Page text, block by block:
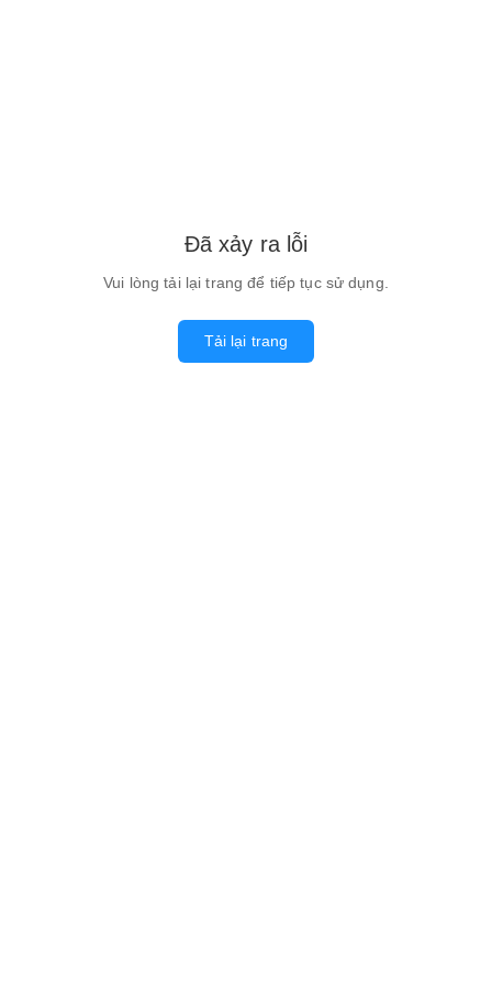
Đã xảy ra lỗi
Vui lòng tải lại trang để tiếp tục sử dụng.
Tải lại trang